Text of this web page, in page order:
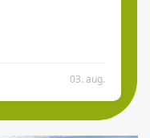
03. aug.